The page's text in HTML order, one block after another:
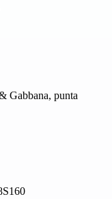
Gabbana, punta